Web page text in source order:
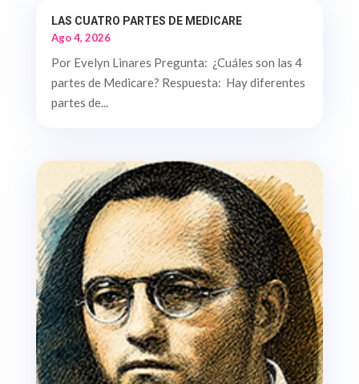
LAS CUATRO PARTES DE MEDICARE
Ago 4, 2026
Por Evelyn Linares Pregunta: ¿Cuáles son las 4
partes de Medicare? Respuesta: Hay diferentes
partes de...